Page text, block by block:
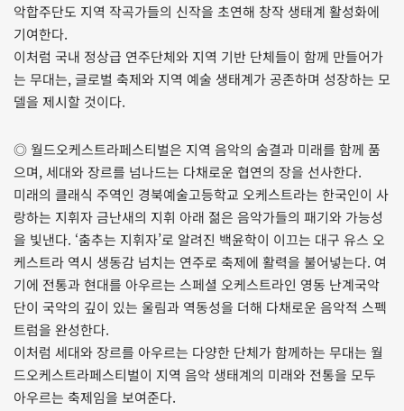
악합주단도 지역 작곡가들의 신작을 초연해 창작 생태계 활성화에
기여한다.
이처럼 국내 정상급 연주단체와 지역 기반 단체들이 함께 만들어가
는 무대는, 글로벌 축제와 지역 예술 생태계가 공존하며 성장하는 모
델을 제시할 것이다.
◎ 월드오케스트라페스티벌은 지역 음악의 숨결과 미래를 함께 품
으며, 세대와 장르를 넘나드는 다채로운 협연의 장을 선사한다.
미래의 클래식 주역인 경북예술고등학교 오케스트라는 한국인이 사
랑하는 지휘자 금난새의 지휘 아래 젊은 음악가들의 패기와 가능성
을 빛낸다. ‘춤추는 지휘자’로 알려진 백윤학이 이끄는 대구 유스 오
케스트라 역시 생동감 넘치는 연주로 축제에 활력을 불어넣는다. 여
기에 전통과 현대를 아우르는 스페셜 오케스트라인 영동 난계국악
단이 국악의 깊이 있는 울림과 역동성을 더해 다채로운 음악적 스펙
트럼을 완성한다.
이처럼 세대와 장르를 아우르는 다양한 단체가 함께하는 무대는 월
드오케스트라페스티벌이 지역 음악 생태계의 미래와 전통을 모두
아우르는 축제임을 보여준다.